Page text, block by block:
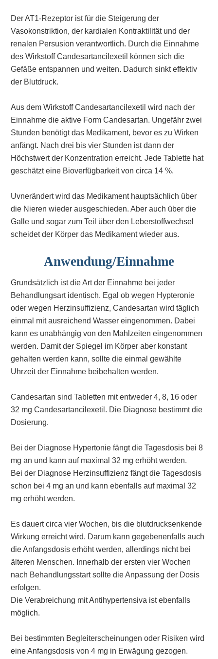
Der AT1-Rezeptor ist für die Steigerung der
Vasokonstriktion, der kardialen Kontraktilität und der
renalen Persusion verantwortlich. Durch die Einnahme
des Wirkstoff Candesartancilexetil können sich die
Gefäße entspannen und weiten. Dadurch sinkt effektiv
der Blutdruck.
Aus dem Wirkstoff Candesartancilexetil wird nach der
Einnahme die aktive Form Candesartan. Ungefähr zwei
Stunden benötigt das Medikament, bevor es zu Wirken
anfängt. Nach drei bis vier Stunden ist dann der
Höchstwert der Konzentration erreicht. Jede Tablette hat
geschätzt eine Bioverfügbarkeit von circa 14 %.
Uvnerändert wird das Medikament hauptsächlich über
die Nieren wieder ausgeschieden. Aber auch über die
Galle und sogar zum Teil über den Leberstoffwechsel
scheidet der Körper das Medikament wieder aus.
Anwendung/Einnahme
Grundsätzlich ist die Art der Einnahme bei jeder
Behandlungsart identisch. Egal ob wegen Hypteronie
oder wegen Herzinsuffizienz, Candesartan wird täglich
einmal mit ausreichend Wasser eingenommen. Dabei
kann es unabhängig von den Mahlzeiten eingenommen
werden. Damit der Spiegel im Körper aber konstant
gehalten werden kann, sollte die einmal gewählte
Uhrzeit der Einnahme beibehalten werden.
Candesartan sind Tabletten mit entweder 4, 8, 16 oder
32 mg Candesartancilexetil. Die Diagnose bestimmt die
Dosierung.
Bei der Diagnose Hypertonie fängt die Tagesdosis bei 8
mg an und kann auf maximal 32 mg erhöht werden.
Bei der Diagnose Herzinsuffizienz fängt die Tagesdosis
schon bei 4 mg an und kann ebenfalls auf maximal 32
mg erhöht werden.
Es dauert circa vier Wochen, bis die blutdrucksenkende
Wirkung erreicht wird. Darum kann gegebenenfalls auch
die Anfangsdosis erhöht werden, allerdings nicht bei
älteren Menschen. Innerhalb der ersten vier Wochen
nach Behandlungsstart sollte die Anpassung der Dosis
erfolgen.
Die Verabreichung mit Antihypertensiva ist ebenfalls
möglich.
Bei bestimmten Begleiterscheinungen oder Risiken wird
eine Anfangsdosis von 4 mg in Erwägung gezogen.